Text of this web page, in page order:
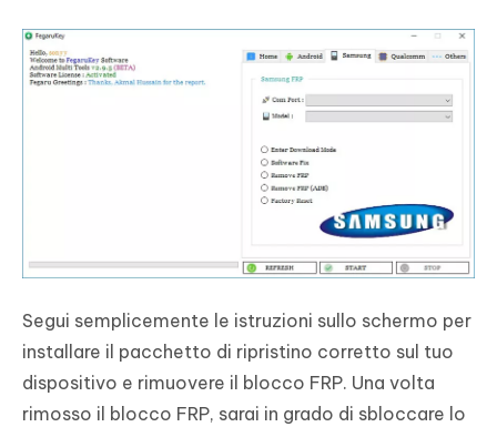
Segui semplicemente le istruzioni sullo schermo per
installare il pacchetto di ripristino corretto sul tuo
dispositivo e rimuovere il blocco FRP. Una volta
rimosso il blocco FRP, sarai in grado di sbloccare lo